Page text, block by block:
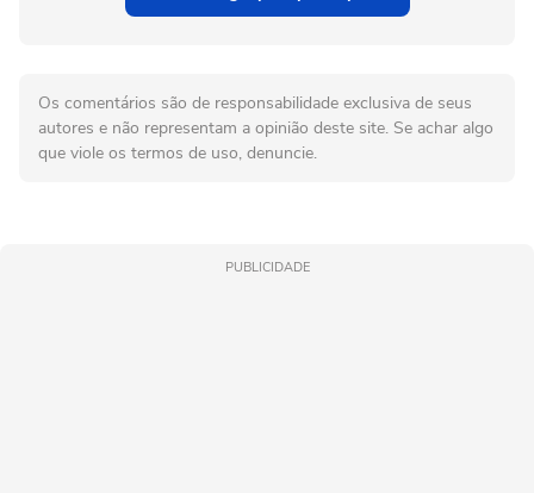
Os comentários são de responsabilidade exclusiva de seus
autores e não representam a opinião deste site. Se achar algo
que viole os termos de uso, denuncie.
PUBLICIDADE